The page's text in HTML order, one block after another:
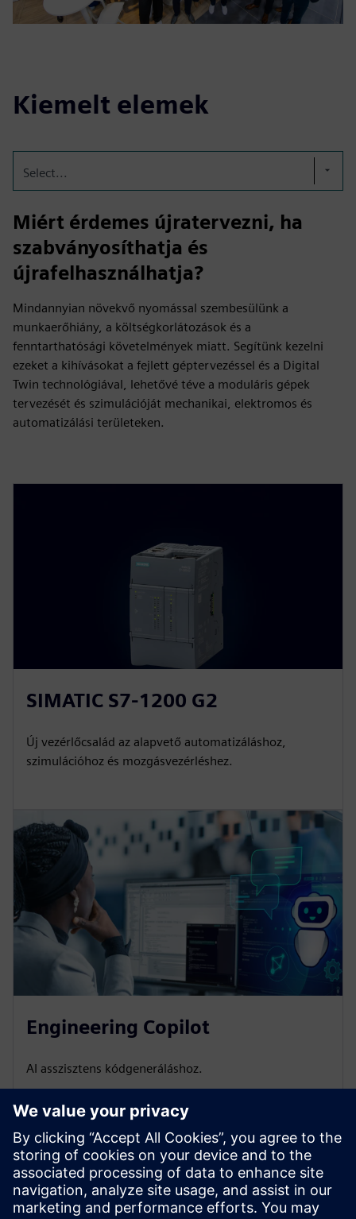
Kiemelt elemek
Select...
Miért érdemes újratervezni, ha
szabványosíthatja és
újrafelhasználhatja?
Mindannyian növekvő nyomással szembesülünk a
munkaerőhiány, a költségkorlátozások és a
fenntarthatósági követelmények miatt. Segítünk kezelni
ezeket a kihívásokat a fejlett géptervezéssel és a Digital
Twin technológiával, lehetővé téve a moduláris gépek
tervezését és szimulációját mechanikai, elektromos és
automatizálási területeken.
SIMATIC S7-1200 G2
Új vezérlőcsalád az alapvető automatizáláshoz,
szimulációhoz és mozgásvezérléshez.
Engineering Copilot
AI asszisztens kódgeneráláshoz.
Kérdése van, vagy további információra van szüksége?
Hagyja meg elérhetőségeit, és mi a lehető leghamarabb